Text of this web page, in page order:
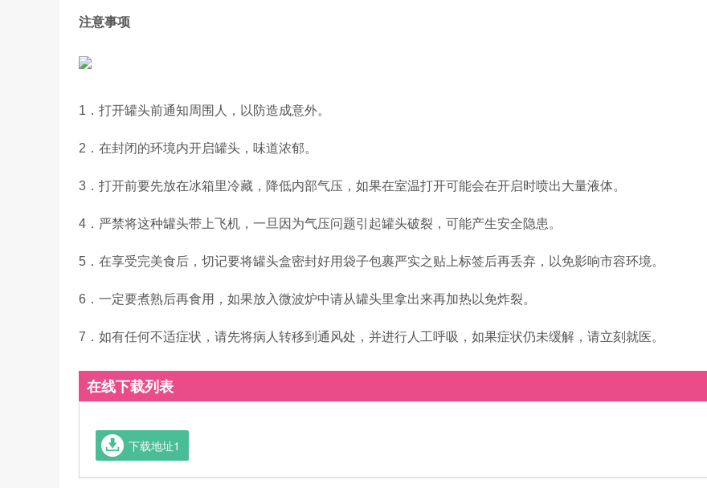
注意事项
1．打开罐头前通知周围人，以防造成意外。
2．在封闭的环境内开启罐头，味道浓郁。
3．打开前要先放在冰箱里冷藏，降低内部气压，如果在室温打开可能会在开启时喷出大量液体。
4．严禁将这种罐头带上飞机，一旦因为气压问题引起罐头破裂，可能产生安全隐患。
5．在享受完美食后，切记要将罐头盒密封好用袋子包裹严实之贴上标签后再丢弃，以免影响市容环境。
6．一定要煮熟后再食用，如果放入微波炉中请从罐头里拿出来再加热以免炸裂。
7．如有任何不适症状，请先将病人转移到通风处，并进行人工呼吸，如果症状仍未缓解，请立刻就医。
在线下载列表
下载地址1